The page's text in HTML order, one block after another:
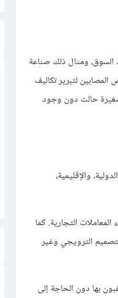
السوق، ومثال ذلك صناعة
لتبرير تكاليف
حالت دون وجود
والإقليمية،
التجارية. كما
الترويجي وغير
بها دون الحاجة إلى